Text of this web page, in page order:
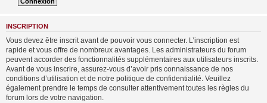
INSCRIPTION
Vous devez être inscrit avant de pouvoir vous connecter. L’inscription est
rapide et vous offre de nombreux avantages. Les administrateurs du forum
peuvent accorder des fonctionnalités supplémentaires aux utilisateurs inscrits.
Avant de vous inscrire, assurez-vous d’avoir pris connaissance de nos
conditions d’utilisation et de notre politique de confidentialité. Veuillez
également prendre le temps de consulter attentivement toutes les règles du
forum lors de votre navigation.